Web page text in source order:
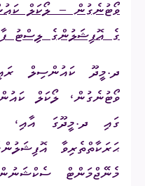
ގެ އޮފިޝަލުންގެ ލިސްޓު
ދ.މީދޫ ކައުންސިލް
ގައި ދ.މީދޫގަ އާއި،
ޙަރަކާތްތެރިވާ
މެނޭޖްމަންޓް